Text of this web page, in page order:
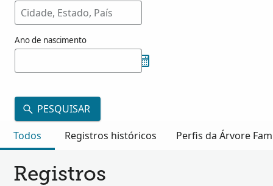
Ano de nascimento
PESQUISAR
Todos
Registros históricos Perfis da Árvore
Registros